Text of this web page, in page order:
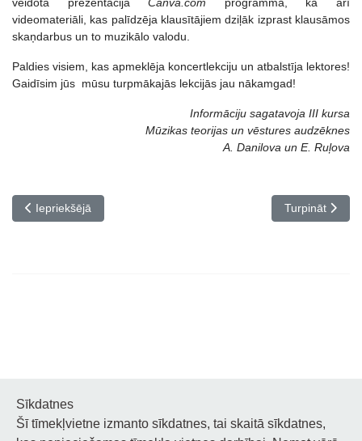
videomateriāli, kas palīdzēja klausītājiem dziļāk izprast klausāmos
skaņdarbus un to muzikālo valodu.
Paldies visiem, kas apmeklēja koncertlekciju un atbalstīja lektores!
Gaidīsim jūs mūsu turpmākajās lekcijās jau nākamgad!
Informāciju sagatavoja III kursa
Mūzikas teorijas un vēstures audzēknes
A. Danilova un E. Ruļova
Iepriekšējais raksts: Mūzikas vidusskolas studente Ieva Stikāne
Iepriekšējā Nākamais
Turpināt
Sīkdatnes
Šī tīmekļvietne izmanto sīkdatnes, tai skaitā sīkdatnes,